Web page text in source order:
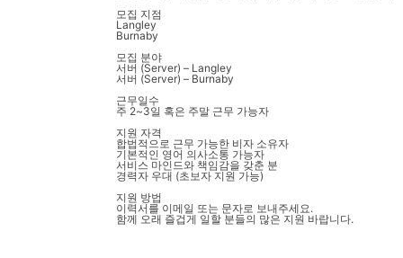
모집 지점
Langley
Burnaby
모집 분야
서버 (Server) – Langley
서버 (Server) – Burnaby
근무일수
주 2~3일 혹은 주말 근무 가능자
지원 자격
합법적으로 근무 가능한 비자 소유자
기본적인 영어 의사소통 가능자
서비스 마인드와 책임감을 갖춘 분
경력자 우대 (초보자 지원 가능)
지원 방법
이력서를 이메일 또는 문자로 보내주세요.
함께 오래 즐겁게 일할 분들의 많은 지원 바랍니다.